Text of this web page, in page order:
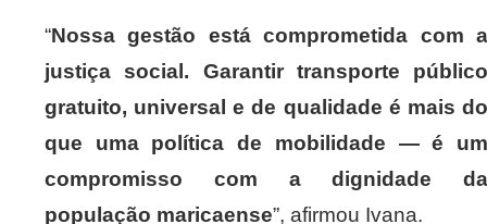
“Nossa gestão está comprometida com a
justiça social. Garantir transporte público
gratuito, universal e de qualidade é mais do
que uma política de mobilidade — é um
compromisso com a dignidade da
população maricaense”, afirmou Ivana.